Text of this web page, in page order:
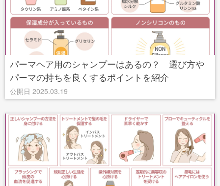
パーマヘア用のシャンプーはあるの？ 選び方や
パーマの持ちを良くするポイントを紹介
公開日 2025.03.19